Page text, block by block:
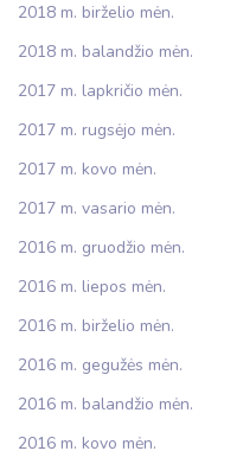
2018 m. birželio mėn.
2018 m. balandžio mėn.
2017 m. lapkričio mėn.
2017 m. rugsėjo mėn.
2017 m. kovo mėn.
2017 m. vasario mėn.
2016 m. gruodžio mėn.
2016 m. liepos mėn.
2016 m. birželio mėn.
2016 m. gegužės mėn.
2016 m. balandžio mėn.
2016 m. kovo mėn.